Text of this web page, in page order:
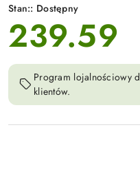
Stan:: Dostępny
cena:
239.59
Program lojalnościowy
klientów.